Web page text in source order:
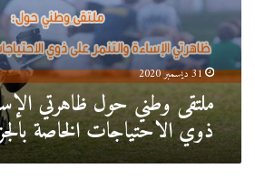
على
ذوي
الاحتياجات
الخاصة
31 ديسمبر 2020
ملتقى وطني حول ظاهرتي
ذوي الاحتياجات الخاصة